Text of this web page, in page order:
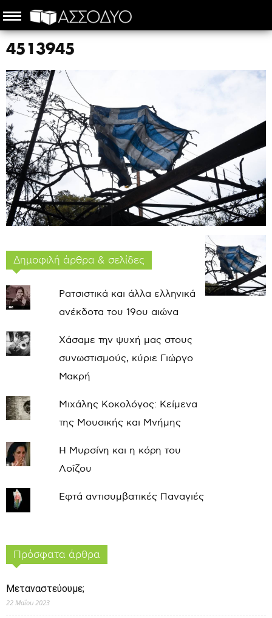
4513945
Δημοφιλή άρθρα & σελίδες
Ρατσιστικά και άλλα ελληνικά
ανέκδοτα του 19ου αιώνα
Χάσαμε την ψυχή μας στους
συνωστισμούς, κύριε Γιώργο
Μακρή
Μιχάλης Κοκολόγος: Κείμενα
της Μουσικής και Μνήμης
Η Μυρσίνη και η κόρη του
Λοΐζου
Εφτά αντισυμβατικές Παναγιές
Πρόσφατα άρθρα
Μεταναστεύουμε;
22 Μαΐου 2023